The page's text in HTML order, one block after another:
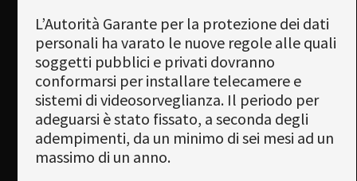
L’Autorità Garante per la protezione dei dati
personali ha varato le nuove regole alle quali
soggetti pubblici e privati dovranno
conformarsi per installare telecamere e
sistemi di videosorveglianza. Il periodo per
adeguarsi è stato fissato, a seconda degli
adempimenti, da un minimo di sei mesi ad un
massimo di un anno.